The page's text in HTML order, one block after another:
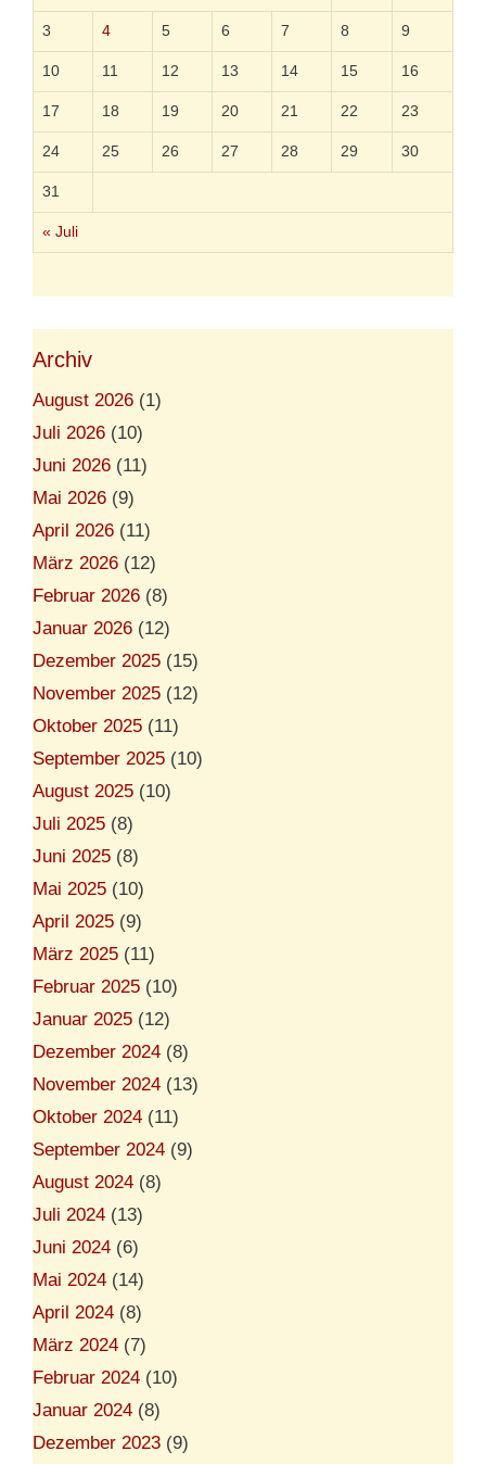
s
e
« Juli
3 4 5 6 7 8 9
10 11 12 13 14 15 16
17 18 19 20 21 22 23
24 25 26 27 28 29 30
31
Archiv
August 2026 (1)
Juli 2026 (10)
Juni 2026 (11)
Mai 2026 (9)
April 2026 (11)
März 2026 (12)
Februar 2026 (8)
Januar 2026 (12)
Dezember 2025 (15)
November 2025 (12)
Oktober 2025 (11)
September 2025 (10)
August 2025 (10)
Juli 2025 (8)
Juni 2025 (8)
Mai 2025 (10)
April 2025 (9)
März 2025 (11)
Februar 2025 (10)
Januar 2025 (12)
Dezember 2024 (8)
November 2024 (13)
Oktober 2024 (11)
September 2024 (9)
August 2024 (8)
Juli 2024 (13)
Juni 2024 (6)
Mai 2024 (14)
April 2024 (8)
März 2024 (7)
Februar 2024 (10)
Januar 2024 (8)
Dezember 2023 (9)